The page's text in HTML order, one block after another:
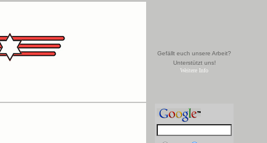
Gefällt euch unsere Arbeit?
Unterstützt uns!
Weitere Info